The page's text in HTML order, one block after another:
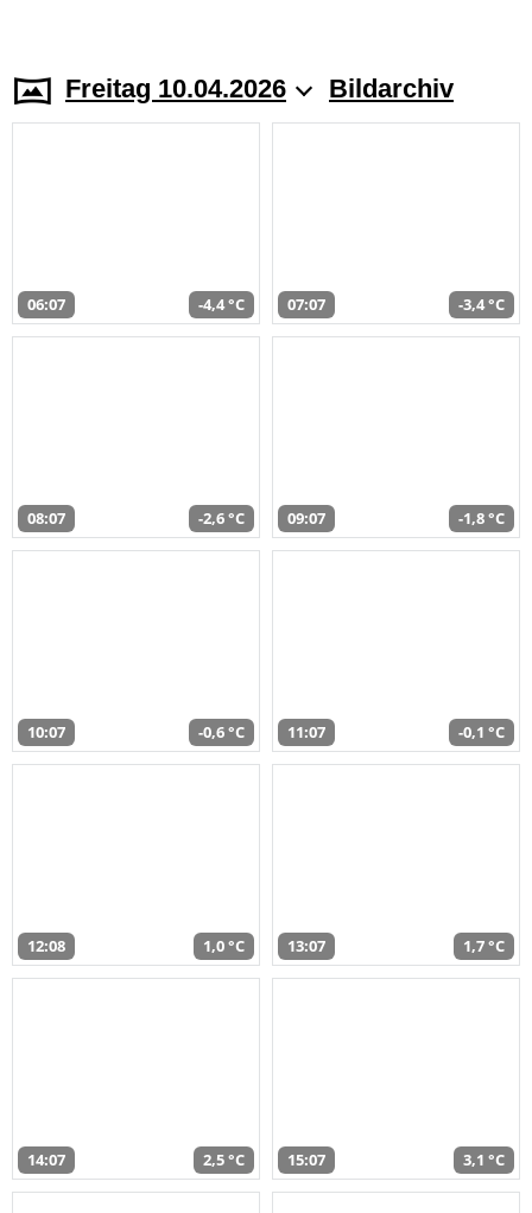
Freitag 10.04.2026 Bildarchiv
06:07 -4,4 °C 07:07 -3,4 °C
08:07 -2,6 °C 09:07 -1,8 °C
10:07 -0,6 °C 11:07 -0,1 °C
12:08 1,0 °C 13:07 1,7 °C
14:07 2,5 °C 15:07 3,1 °C